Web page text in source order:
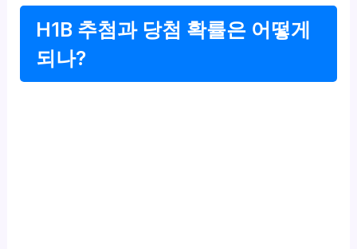
H1B 추첨과 당첨 확률은 어떻게
되나?